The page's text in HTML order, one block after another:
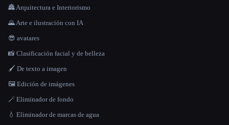
🏯 Arquitectura e Interiorismo
🌄 Arte e ilustración con IA
😎 avatares
📸 Clasificación facial y de belleza
🖌️ De texto a imagen
🖼️ Edición de imágenes
🪄 Eliminador de fondo
💧 Eliminador de marcas de agua